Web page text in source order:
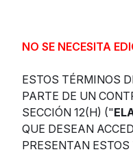
NO SE NECESITA
ESTOS TÉRMINOS
PARTE DE UN
SECCIÓN 12(H) ("
QUE DESEAN
PRESENTAN